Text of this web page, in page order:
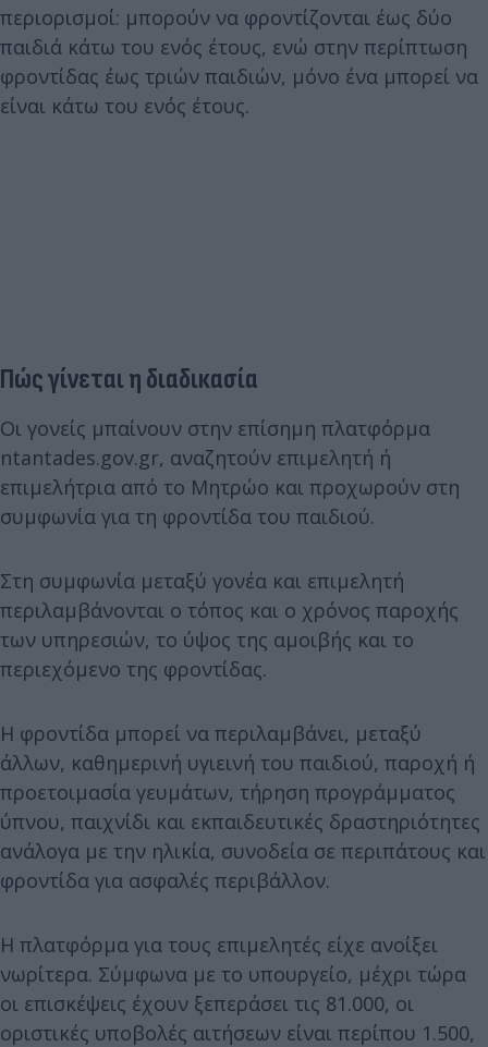
περιορισμοί: μπορούν να φροντίζονται έως δύο
παιδιά κάτω του ενός έτους, ενώ στην περίπτωση
φροντίδας έως τριών παιδιών, μόνο ένα μπορεί να
είναι κάτω του ενός έτους.
Πώς γίνεται η διαδικασία
Οι γονείς μπαίνουν στην επίσημη πλατφόρμα
ntantades.gov.gr, αναζητούν επιμελητή ή
επιμελήτρια από το Μητρώο και προχωρούν στη
συμφωνία για τη φροντίδα του παιδιού.
Στη συμφωνία μεταξύ γονέα και επιμελητή
περιλαμβάνονται ο τόπος και ο χρόνος παροχής
των υπηρεσιών, το ύψος της αμοιβής και το
περιεχόμενο της φροντίδας.
Η φροντίδα μπορεί να περιλαμβάνει, μεταξύ
άλλων, καθημερινή υγιεινή του παιδιού, παροχή ή
προετοιμασία γευμάτων, τήρηση προγράμματος
ύπνου, παιχνίδι και εκπαιδευτικές δραστηριότητες
ανάλογα με την ηλικία, συνοδεία σε περιπάτους και
φροντίδα για ασφαλές περιβάλλον.
Η πλατφόρμα για τους επιμελητές είχε ανοίξει
νωρίτερα. Σύμφωνα με το υπουργείο, μέχρι τώρα
οι επισκέψεις έχουν ξεπεράσει τις 81.000, οι
οριστικές υποβολές αιτήσεων είναι περίπου 1.500,